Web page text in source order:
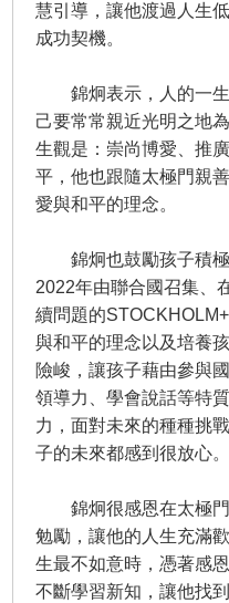
慧引導，讓他渡過人生
成功契機。
錦炯表示，人的一生
己要常常親近光明之地
生觀是：崇尚博愛、推
平，他也跟隨太極門親
愛與和平的理念。
錦炯也鼓勵孩子積極
2022年由聯合國召集、
續問題的
與和平的理念以及培養
險峻，讓孩子藉由參與
領導力、學會說話等特
力，面對未來的種種挑
子的未來都感到很放心。
錦炯很感恩在太極門
勉勵，讓他的人生充滿
生最不如意時，憑著感
不斷學習新知，讓他找